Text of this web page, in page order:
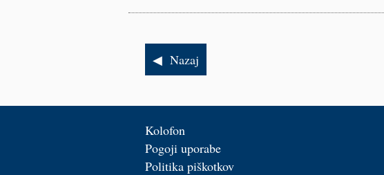
Nazaj
Kolofon
Pogoji uporabe
Politika piškotkov